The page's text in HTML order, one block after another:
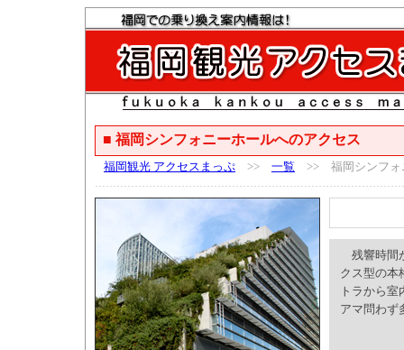
■ 福岡シンフォニーホールへのアクセス
福岡観光 アクセスまっぷ >> 一覧 >> 福岡シンフォ
残響時間
クス型の本
トラから
アマ問わず